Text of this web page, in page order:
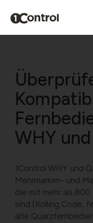
WHY
1Control WHY und
Mehrmarken- und
die mit mehr als
sind (Rolling Code,
alte